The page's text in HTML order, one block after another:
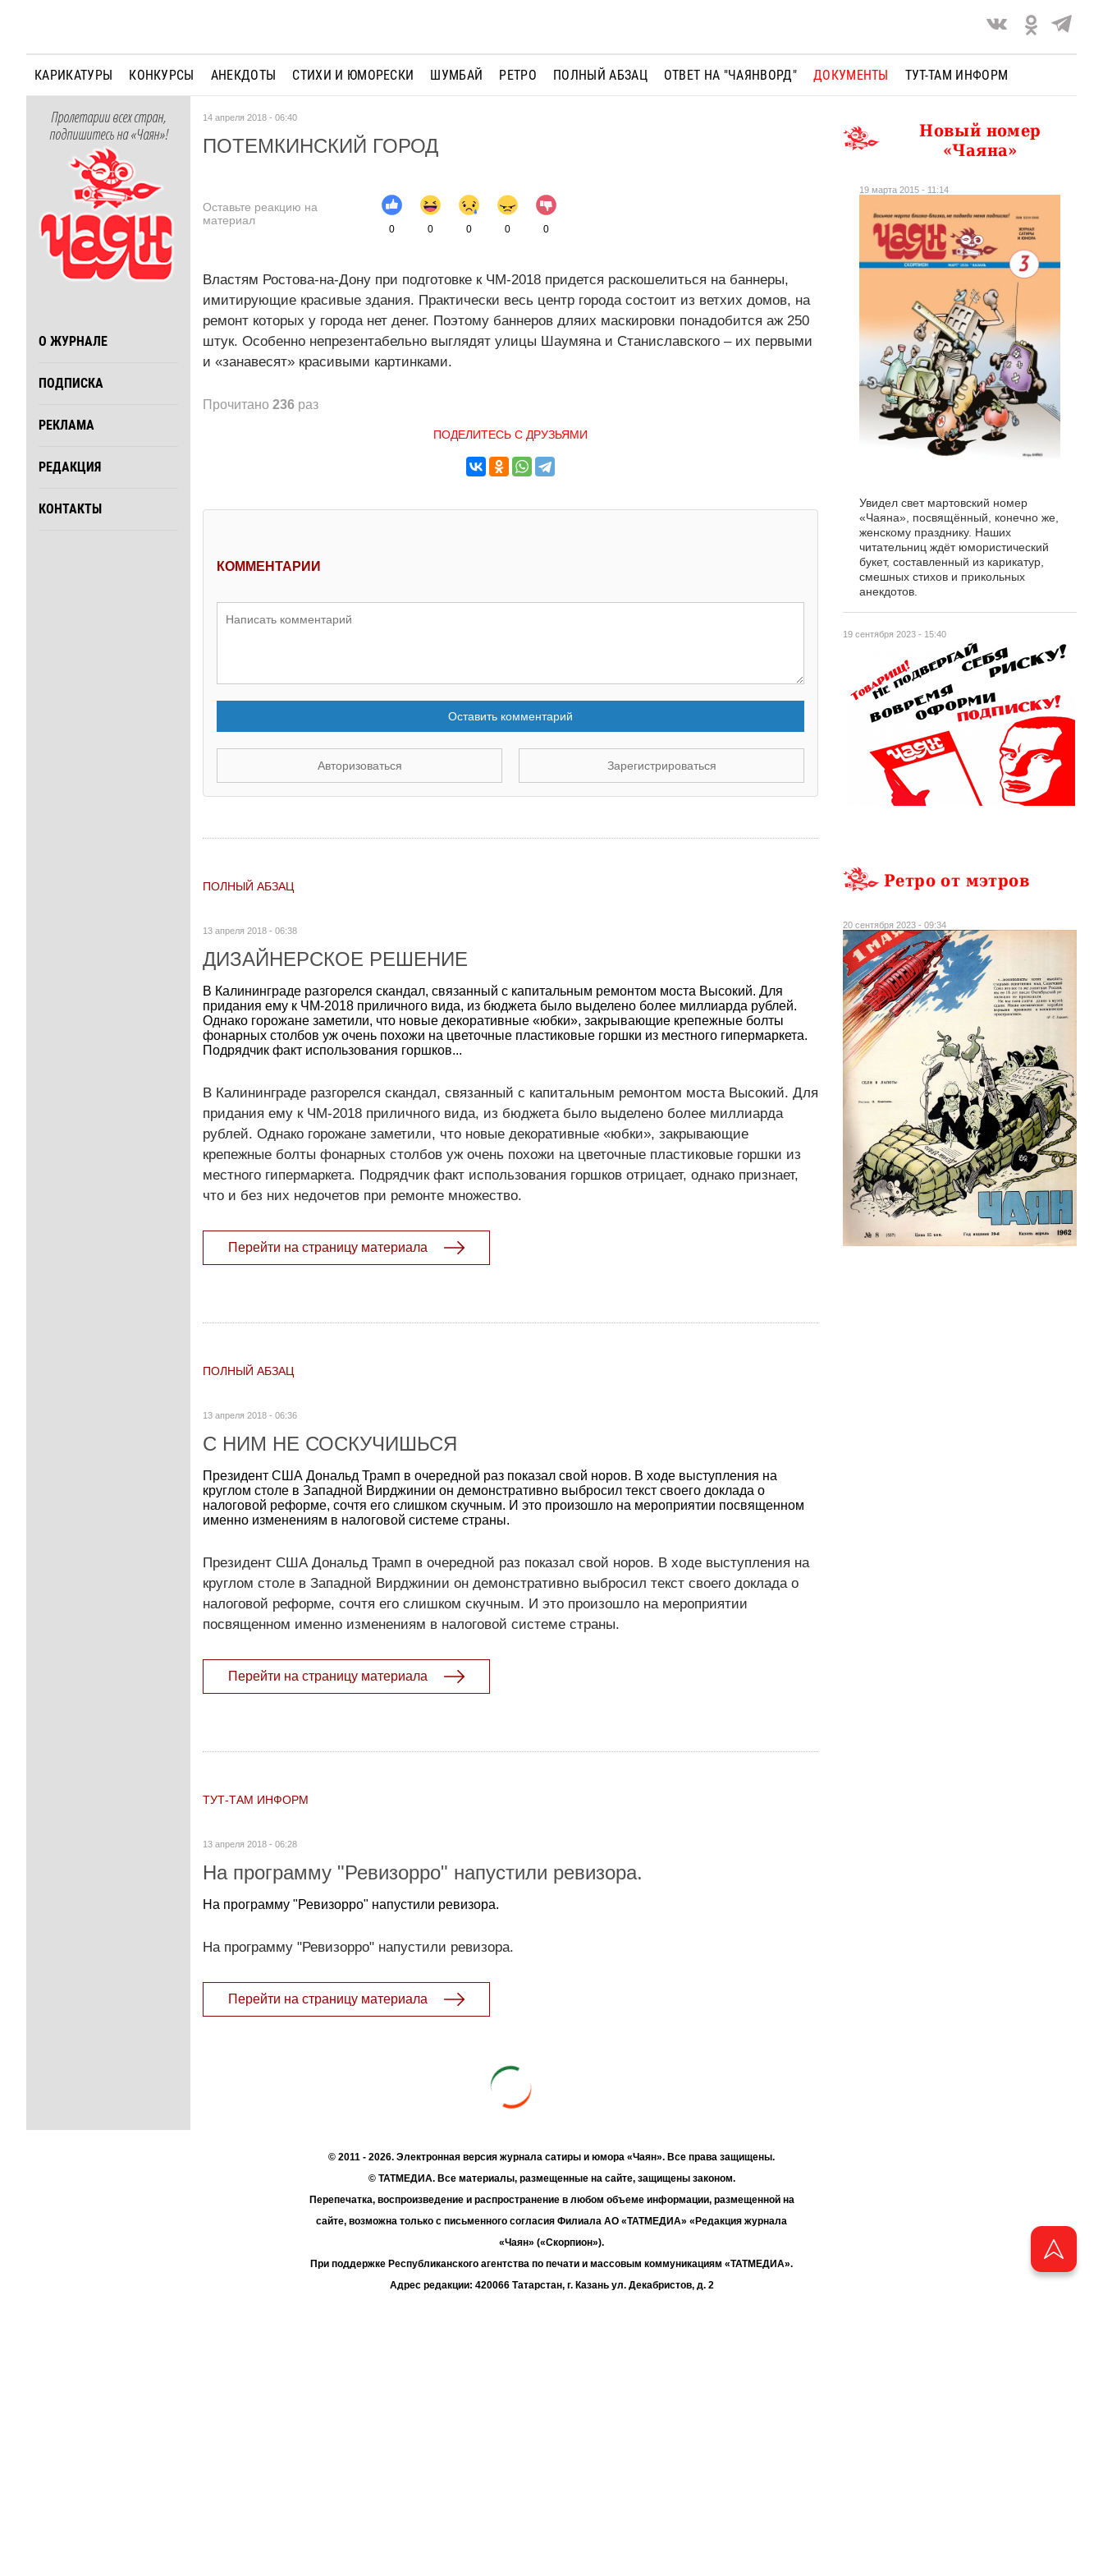
КАРИКАТУРЫ КОНКУРСЫ АНЕКДОТЫ СТИХИ И ЮМОРЕСКИ ШУМБАЙ РЕТРО ПОЛНЫЙ АБЗАЦ ОТВЕТ НА "ЧАЯНВОРД" ДОКУМЕНТЫ ТУТ-ТАМ ИНФОРМ
Пролетарии всех стран,
подпишитесь на «Чаян»!
О ЖУРНАЛЕ
ПОДПИСКА
РЕКЛАМА
РЕДАКЦИЯ
КОНТАКТЫ
14 апреля 2018 - 06:40
ПОТЕМКИНСКИЙ ГОРОД
Оставьте реакцию на
материал
0 0 0 0 0
Властям Ростова-на-Дону при подготовке к ЧМ-2018 придется раскошелиться на баннеры,
имитирующие красивые здания. Практически весь центр города состоит из ветхих домов, на
ремонт которых у города нет денег. Поэтому баннеров дляих маскировки понадобится аж 250
штук. Особенно непрезентабельно выглядят улицы Шаумяна и Станиславского – их первыми
и «занавесят» красивыми картинками.
Прочитано 236 раз
ПОДЕЛИТЕСЬ С ДРУЗЬЯМИ
КОММЕНТАРИИ
Оставить комментарий
Авторизоваться Зарегистрироваться
ПОЛНЫЙ АБЗАЦ
13 апреля 2018 - 06:38
ДИЗАЙНЕРСКОЕ РЕШЕНИЕ
В Калининграде разгорелся скандал, связанный с капитальным ремонтом моста Высокий. Для
придания ему к ЧМ-2018 приличного вида, из бюджета было выделено более миллиарда рублей.
Однако горожане заметили, что новые декоративные «юбки», закрывающие крепежные болты
фонарных столбов уж очень похожи на цветочные пластиковые горшки из местного гипермаркета.
Подрядчик факт использования горшков...
В Калининграде разгорелся скандал, связанный с капитальным ремонтом моста Высокий. Для
придания ему к ЧМ-2018 приличного вида, из бюджета было выделено более миллиарда
рублей. Однако горожане заметили, что новые декоративные «юбки», закрывающие
крепежные болты фонарных столбов уж очень похожи на цветочные пластиковые горшки из
местного гипермаркета. Подрядчик факт использования горшков отрицает, однако признает,
что и без них недочетов при ремонте множество.
Перейти на страницу материала
ПОЛНЫЙ АБЗАЦ
13 апреля 2018 - 06:36
С НИМ НЕ СОСКУЧИШЬСЯ
Президент США Дональд Трамп в очередной раз показал свой норов. В ходе выступления на
круглом столе в Западной Вирджинии он демонстративно выбросил текст своего доклада о
налоговой реформе, сочтя его слишком скучным. И это произошло на мероприятии посвященном
именно изменениям в налоговой системе страны.
Президент США Дональд Трамп в очередной раз показал свой норов. В ходе выступления на
круглом столе в Западной Вирджинии он демонстративно выбросил текст своего доклада о
налоговой реформе, сочтя его слишком скучным. И это произошло на мероприятии
посвященном именно изменениям в налоговой системе страны.
Перейти на страницу материала
ТУТ-ТАМ ИНФОРМ
13 апреля 2018 - 06:28
На программу "Ревизорро" напустили ревизора.
На программу "Ревизорро" напустили ревизора.
На программу "Ревизорро" напустили ревизора.
Перейти на страницу материала
19 сентября 2023 - 15:40
Новый номер
«Чаяна»
19 марта 2015 - 11:14
Увидел свет мартовский номер
«Чаяна», посвящённый, конечно же,
женскому празднику. Наших
читательниц ждёт юмористический
букет, составленный из карикатур,
смешных стихов и прикольных
анекдотов.
Ретро от мэтров
20 сентября 2023 - 09:34
© 2011 - 2026. Электронная версия журнала сатиры и юмора «Чаян». Все права защищены.
© ТАТМЕДИА. Все материалы, размещенные на сайте, защищены законом.
Перепечатка, воспроизведение и распространение в любом объеме информации, размещенной на
сайте, возможна только с письменного согласия Филиала АО «ТАТМЕДИА» «Редакция журнала
«Чаян» («Скорпион»).
При поддержке Республиканского агентства по печати и массовым коммуникациям «ТАТМЕДИА».
Адрес редакции: 420066 Татарстан, г. Казань ул. Декабристов, д. 2